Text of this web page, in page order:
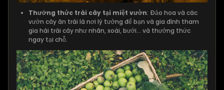
Thưởng thức trái cây tại miệt vườn: Đảo hoa và các
vườn cây ăn trái là nơi lý tưởng để bạn và gia đình tham
gia hái trái cây như nhãn, xoài, bưởi… và thưởng thức
ngay tại chỗ.